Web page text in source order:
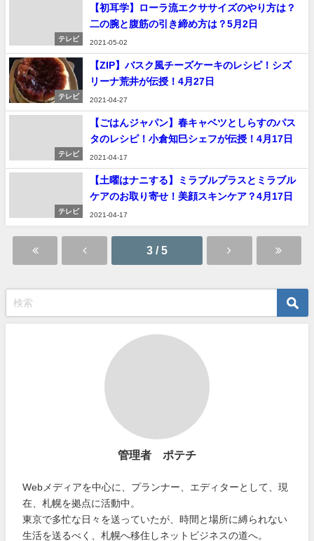
テレビ
【初耳学】ローラ流エクササイズのやり方は？
二の腕と腹筋の引き締め方は？5月2日
2021-05-02
テレビ
【ZIP】バスク風チーズケーキのレシピ！シズ
リーナ荒井が伝授！4月27日
2021-04-27
テレビ
【ごはんジャパン】春キャベツとしらすのパス
タのレシピ！小倉知巳シェフが伝授！4月17日
2021-04-17
テレビ
【土曜はナニする】ミラブルプラスとミラブル
ケアのお取り寄せ！美顔スキンケア？4月17日
2021-04-17
3 / 5
管理者 ポテチ
Webメディアを中心に、プランナー、エディターとして、現
在、札幌を拠点に活動中。
東京で多忙な日々を送っていたが、時間と場所に縛られない
生活を送るべく、札幌へ移住しネットビジネスの道へ。